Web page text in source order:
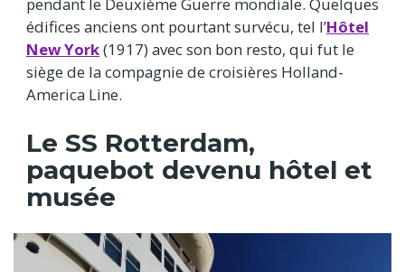
pendant le Deuxième Guerre mondiale. Quelques
édifices anciens ont pourtant survécu, tel l’Hôtel
New York(1917) avec son bon resto, qui fut le
siège de la compagnie de croisières Holland-
America Line.
Le SS Rotterdam,
paquebot devenu hôtel et
musée